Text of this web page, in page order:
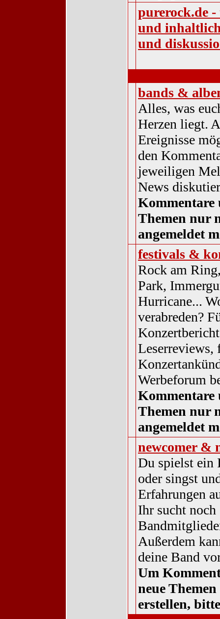
purerock.de -
und
und
bands &
Alles, was
Herzen liegt.
Ereignisse
den
jeweiligen
News
Kommentare
Themen nur
angemeldet
festivals &
Rock am
Park,
Hurricane...
verabreden?
Leserreviews,
Werbeforum
Kommentare
Themen nur
angemeldet
newcomer &
Du spielst ein
oder singst
Erfahrungen
Ihr sucht noch
Außerdem
deine Band
Um
neue Themen
erstellen,